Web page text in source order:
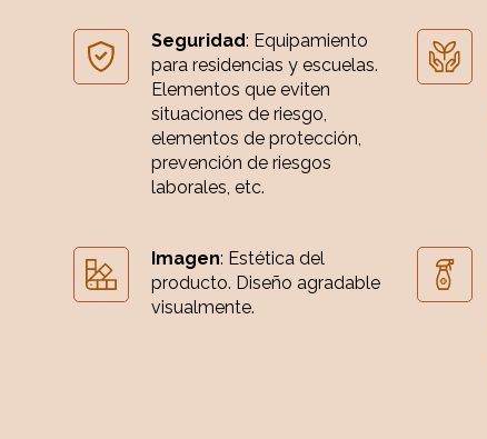
Seguridad: Equipamiento
para residencias y escuelas.
Elementos que eviten
situaciones de riesgo,
elementos de protección,
prevención de riesgos
laborales, etc.
Imagen: Estética del
producto. Diseño agradable
visualmente.